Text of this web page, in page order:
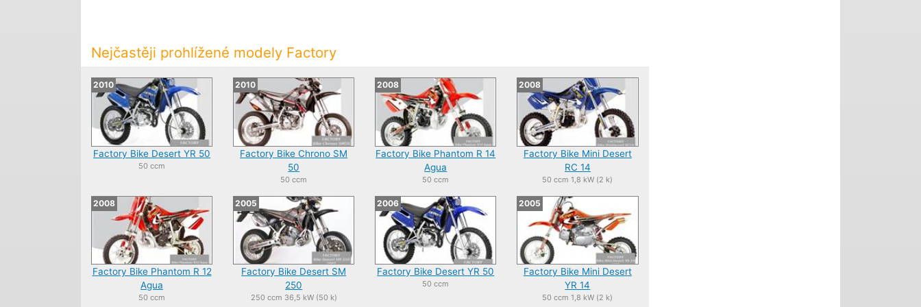
Nejčastěji prohlížené modely Factory
2010
Factory Bike Desert YR 50
50 ccm
2010
Factory Bike Chrono SM
50
50 ccm
2008
Factory Bike Phantom R 14
Agua
50 ccm
2008
Factory Bike Mini Desert
RC 14
50 ccm 1,8 kW (2 k)
2008
Factory Bike Phantom R 12
Agua
50 ccm
2005
Factory Bike Desert SM
250
250 ccm 36,5 kW (50 k)
2006
Factory Bike Desert YR 50
50 ccm
2005
Factory Bike Mini Desert
YR 14
50 ccm 1,8 kW (2 k)